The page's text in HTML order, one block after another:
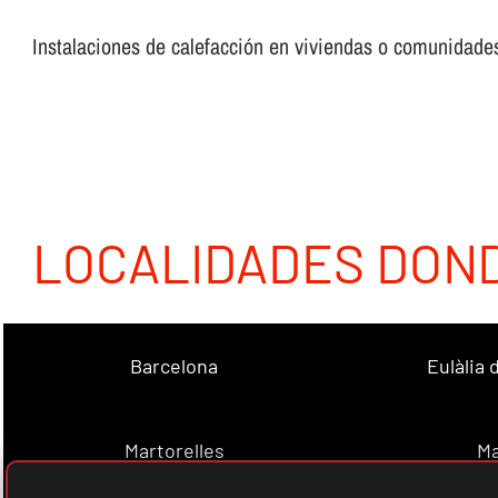
Instalaciones de calefacción en viviendas o
LOCALIDADES
Barcelona Eulàlia
Martorelles